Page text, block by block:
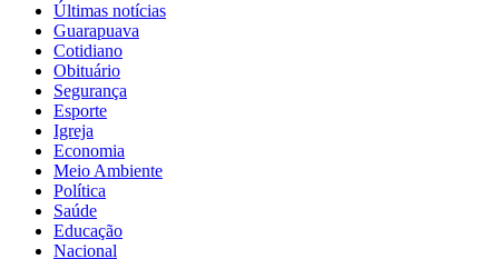
Últimas notícias
Guarapuava
Cotidiano
Obituário
Segurança
Esporte
Igreja
Economia
Meio Ambiente
Política
Saúde
Educação
Nacional